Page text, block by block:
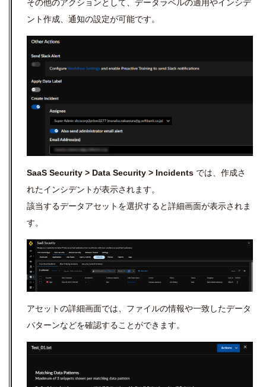
その他のアクションとして、データラベルの適用やインシデ
ント作成、通知の設定が可能です。
SaaS Security > Data Security > Incidents では、作成さ
れたインシデントが表示されます。
該当するデータアセットを選択すると詳細画面が表示されま
す。
アセットの詳細画面では、ファイルの情報や一致したデータ
パターンなどを確認することができます。